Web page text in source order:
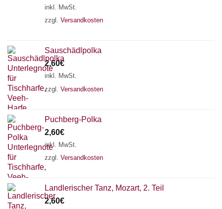
inkl. MwSt.
zzgl. Versandkosten
Sauschädlpolka
2,60€
inkl. MwSt.
zzgl. Versandkosten
Puchberg-Polka
2,60€
inkl. MwSt.
zzgl. Versandkosten
Landlerischer Tanz, Mozart, 2. Teil
2,60€
Chat Support
18 SAITEN 21 SAITEN